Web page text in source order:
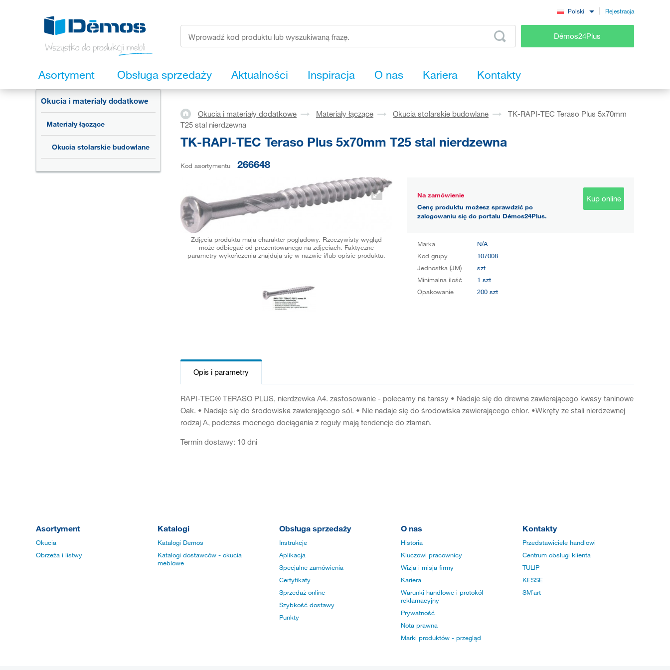
Polski Rejestracja
Démos24Plus
Asortyment Obsługa sprzedaży Aktualności Inspiracja O nas Kariera Kontakty
Okucia i materiały dodatkowe
Materiały łączące
Okucia stolarskie budowlane
Okucia i materiały dodatkowe Materiały łączące Okucia stolarskie budowlane
TK-RAPI-TEC Teraso Plus 5x70mm
T25 stal nierdzewna
TK-RAPI-TEC Teraso Plus 5x70mm T25 stal nierdzewna
Kod asortymentu 266648
Zdjęcia produktu mają charakter poglądowy. Rzeczywisty wygląd
może odbiegać od prezentowanego na zdjęciach. Faktyczne
parametry wykończenia znajdują się w nazwie i/lub opisie produktu.
Na zamówienie
Cenę produktu możesz sprawdzić po
zalogowaniu się do portalu Démos24Plus.
Kup online
Marka
N/A
Kod grupy
107008
Jednostka (JM)
szt
Minimalna ilość
1 szt
Opakowanie
200 szt
Opis i parametry
RAPI-TEC® TERASO PLUS, nierdzewka A4. zastosowanie - polecamy na tarasy • Nadaje się do drewna zawierającego kwasy taninowe
Oak. • Nadaje się do środowiska zawierającego sól. • Nie nadaje się do środowiska zawierającego chlor. •Wkręty ze stali nierdzewnej
rodzaj A, podczas mocnego dociągania z reguły mają tendencje do złamań.
Termin dostawy: 10 dni
Asortyment
Okucia
Obrzeża i listwy
Katalogi
Katalogi Demos
Katalogi dostawców - okucia
meblowe
Obsługa sprzedaży
Instrukcje
Aplikacja
Specjalne zamówienia
Certyfikaty
Sprzedaż online
Szybkość dostawy
Punkty
O nas
Historia
Kluczowi pracownicy
Wizja i misja firmy
Kariera
Warunki handlowe i protokół
reklamacyjny
Prywatność
Nota prawna
Marki produktów - przegląd
Kontakty
Przedstawiciele handlowi
Centrum obsługi klienta
TULIP
KESSE
SM´art